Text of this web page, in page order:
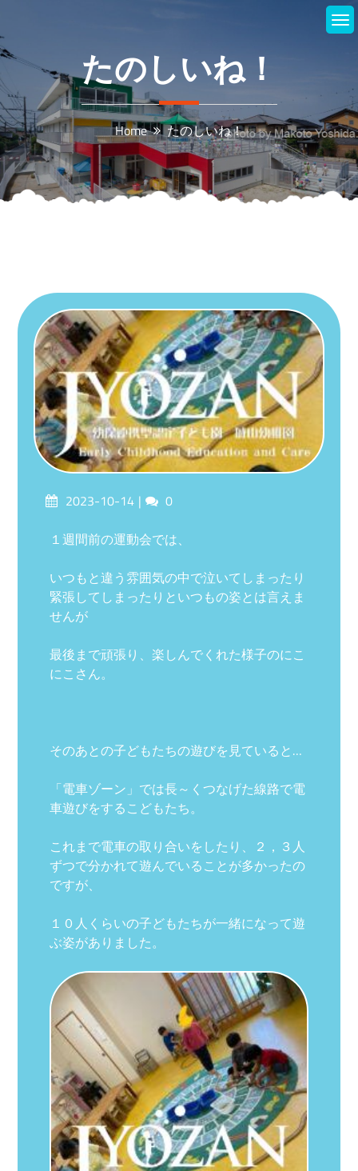
content
たのしいね！
Home たのしいね！
Posted2023-10-14 Comments
0
１週間前の運動会では、
いつもと違う雰囲気の中で泣いてしまったり
緊張してしまったりといつもの姿とは言えま
せんが
最後まで頑張り、楽しんでくれた様子のにこ
にこさん。
そのあとの子どもたちの遊びを見ていると…
「電車ゾーン」では長～くつなげた線路で電
車遊びをするこどもたち。
これまで電車の取り合いをしたり、２，３人
ずつで分かれて遊んでいることが多かったの
ですが、
１０人くらいの子どもたちが一緒になって遊
ぶ姿がありました。